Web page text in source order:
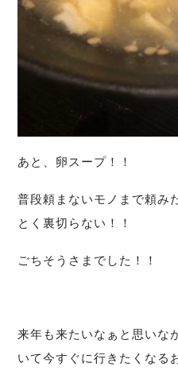
あと、卵スープ！！
普段頼まないモノまで頼み
とく裏切らない！！
ごちそうさまでした！！
来年も来たいなぁと思いな
いて今すぐに行きたくなる